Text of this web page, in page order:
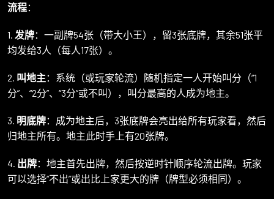
流程：
1. 发牌：一副牌54张（带大小王），留3张底牌，其余51张平
均发给3人（每人17张）。
2. 叫地主 ：系统（或玩家轮流）随机指定一人开始叫分（“1
分”、“2分”、“3分”或不叫），叫分最高的人成为地主。
3. 明底牌：成为地主后，3张底牌会亮出给所有玩家看，然后
归地主所有。地主此时手上有20张牌。
4. 出牌：地主首先出牌，然后按逆时针顺序轮流出牌。玩家
可以选择“不出”或出比上家更大的牌（牌型必须相同）。